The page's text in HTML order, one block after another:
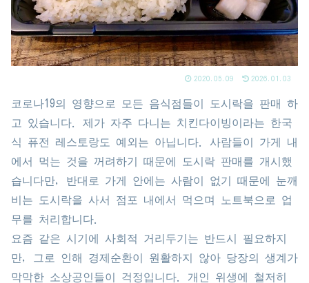
2020.05.09 2026.01.03
코로나19의 영향으로 모든 음식점들이 도시락을 판매 하
고 있습니다. 제가 자주 다니는 치킨다이빙이라는 한국
식 퓨전 레스토랑도 예외는 아닙니다. 사람들이 가게 내
에서 먹는 것을 꺼려하기 때문에 도시락 판매를 개시했
습니다만, 반대로 가게 안에는 사람이 없기 때문에 눈깨
비는 도시락을 사서 점포 내에서 먹으며 노트북으로 업
무를 처리합니다.
요즘 같은 시기에 사회적 거리두기는 반드시 필요하지
만, 그로 인해 경제순환이 원활하지 않아 당장의 생계가
막막한 소상공인들이 걱정입니다. 개인 위생에 철저히